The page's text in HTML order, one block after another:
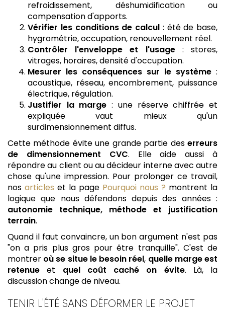
refroidissement, déshumidification ou
compensation d'apports.
Vérifier les conditions de calcul : été de base,
hygrométrie, occupation, renouvellement réel.
Contrôler l'enveloppe et l'usage: stores,
vitrages, horaires, densité d'occupation.
Mesurer les conséquences sur le système :
acoustique, réseau, encombrement, puissance
électrique, régulation.
Justifier la marge : une réserve chiffrée et
expliquée vaut mieux qu'un
surdimensionnement diffus.
Cette méthode évite une grande partie des erreurs
de dimensionnement CVC. Elle aide aussi à
répondre au client ou au décideur interne avec autre
chose qu'une impression. Pour prolonger ce travail,
nos articles et la page Pourquoi nous ? montrent la
logique que nous défendons depuis des années :
autonomie technique, méthode et justification
terrain.
Quand il faut convaincre, un bon argument n'est pas
"on a pris plus gros pour être tranquille". C'est de
montrer où se situe le besoin réel, quelle marge est
retenue et quel coût caché on évite. Là, la
discussion change de niveau.
TENIR L'ÉTÉ SANS DÉFORMER LE PROJET